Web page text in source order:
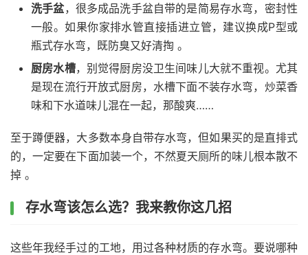
洗手盆，很多成品洗手盆自带的是简易存水弯，密封性
一般。如果你家排水管直接插进立管，建议换成P型或
瓶式存水弯，既防臭又好清掏 。
厨房水槽，别觉得厨房没卫生间味儿大就不重视。尤其
是现在流行开放式厨房，水槽下面不装存水弯，炒菜香
味和下水道味儿混在一起，那酸爽……
至于蹲便器，大多数本身自带存水弯，但如果买的是直排式
的，一定要在下面加装一个，不然夏天厕所的味儿根本散不
掉 。
存水弯该怎么选？我来教你这几招
这些年我经手过的工地，用过各种材质的存水弯。要说哪种